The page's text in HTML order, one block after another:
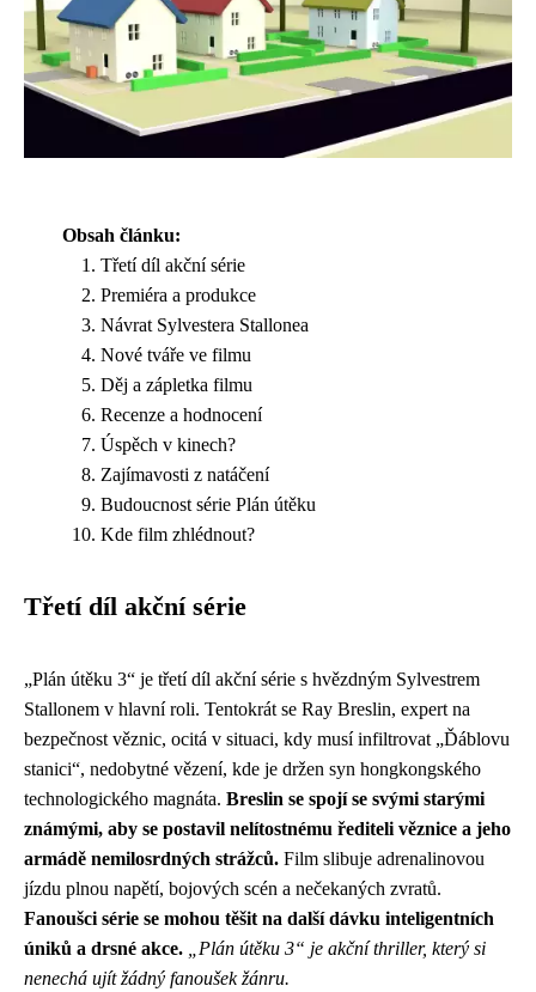
Obsah článku:
Třetí díl akční série
Premiéra a produkce
Návrat Sylvestera Stallonea
Nové tváře ve filmu
Děj a zápletka filmu
Recenze a hodnocení
Úspěch v kinech?
Zajímavosti z natáčení
Budoucnost série Plán útěku
Kde film zhlédnout?
Třetí díl akční série
„Plán útěku 3“ je třetí díl akční série s hvězdným Sylvestrem
Stallonem v hlavní roli. Tentokrát se Ray Breslin, expert na
bezpečnost věznic, ocitá v situaci, kdy musí infiltrovat „Ďáblovu
stanici“, nedobytné vězení, kde je držen syn hongkongského
technologického magnáta. Breslin se spojí se svými starými
známými, aby se postavil nelítostnému řediteli věznice a jeho
armádě nemilosrdných strážců. Film slibuje adrenalinovou
jízdu plnou napětí, bojových scén a nečekaných zvratů.
Fanoušci série se mohou těšit na další dávku inteligentních
úniků a drsné akce.
„Plán útěku 3“ je akční thriller, který si
nenechá ujít žádný fanoušek žánru.